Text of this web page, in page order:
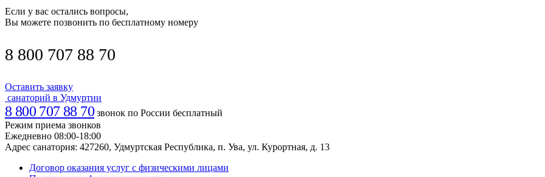
Если у вас остались вопросы,
Вы можете позвонить по бесплатному номеру
8 800 707 88 70
Оставить заявку
санаторий в Удмуртии
8 800 707 88 70 звонок по России бесплатный
Режим приема звонков
Ежедневно 08:00-18:00
Адрес санатория: 427260, Удмуртская Республика, п. Ува, ул. Курортная, д. 13
Договор оказания услуг с физическими лицами